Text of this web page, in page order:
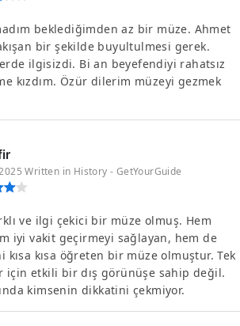
beklediğimden az bir müze. Ahmet
bir şekilde buyultulmesi gerek.
ilgisizdi. Bi an beyefendiyi rahatsız
kızdım. Özür dilerim müzeyi gezmek
Written in History - GetYourGuide
ve ilgi çekici bir müze olmuş. Hem
iyi vakit geçirmeyi sağlayan, hem de
kısa öğreten bir müze olmuştur. Tek
için etkili bir dış görünüşe sahip değil.
kimsenin dikkatini çekmiyor.